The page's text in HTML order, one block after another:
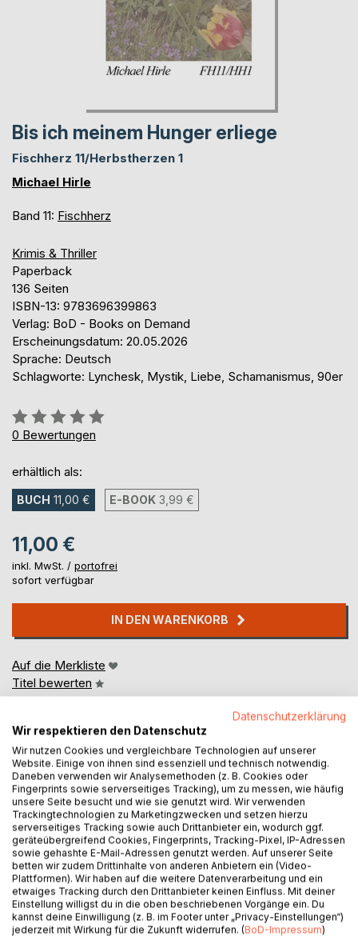
Bis ich meinem Hunger erliege
Fischherz 11/Herbstherzen 1
Michael Hirle
Band 11: Fischherz
Krimis & Thriller
Paperback
136 Seiten
ISBN-13: 9783696399863
Verlag: BoD - Books on Demand
Erscheinungsdatum: 20.05.2026
Sprache: Deutsch
Schlagworte: Lynchesk, Mystik, Liebe, Schamanismus, 90er
Bewertung::
0%
0 Bewertungen
erhältlich als:
BUCH 11,00 € E-BOOK 3,99 €
11,00 €
inkl. MwSt. / portofrei
sofort verfügbar
IN DEN WARENKORB
Auf die Merkliste
Titel bewerten
BESCHREIBUNG
Neue Gesichter,
neue Geschichten,
im bekannten Fischherzuniversum.
Die 90er.
Viel Musik.
Viel Mystik.
Datenschutzerklärung
Wir respektieren den Datenschutz
Wir nutzen Cookies und vergleichbare Technologien auf unserer
Website. Einige von ihnen sind essenziell und technisch notwendig.
Daneben verwenden wir Analysemethoden (z. B. Cookies oder
Fingerprints sowie serverseitiges Tracking), um zu messen, wie häufig
unsere Seite besucht und wie sie genutzt wird. Wir verwenden
Trackingtechnologien zu Marketingzwecken und setzen hierzu
serverseitiges Tracking sowie auch Drittanbieter ein, wodurch ggf.
geräteübergreifend Cookies, Fingerprints, Tracking-Pixel, IP-Adressen
sowie gehashte E-Mail-Adressen genutzt werden. Auf unserer Seite
betten wir zudem Drittinhalte von anderen Anbietern ein (Video-
Plattformen). Wir haben auf die weitere Datenverarbeitung und ein
etwaiges Tracking durch den Drittanbieter keinen Einfluss. Mit deiner
Einstellung willigst du in die oben beschriebenen Vorgänge ein. Du
kannst deine Einwilligung (z. B. im Footer unter „Privacy-Einstellungen“)
jederzeit mit Wirkung für die Zukunft widerrufen. (BoD-Impressum)